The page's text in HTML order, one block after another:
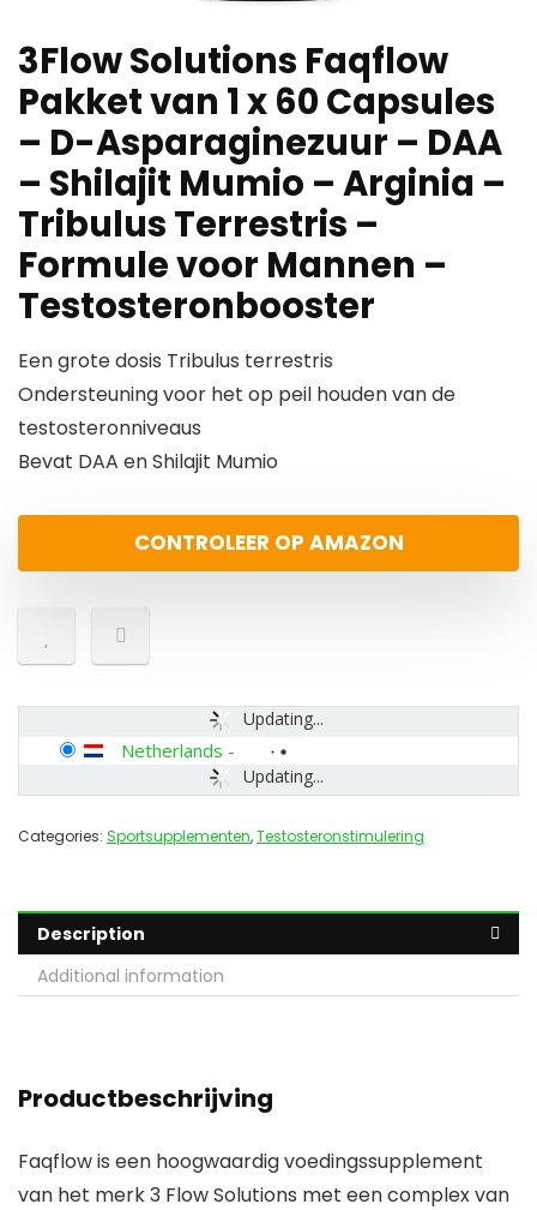
3Flow Solutions Faqflow
Pakket van 1 x 60 Capsules
– D-Asparaginezuur – DAA
– Shilajit Mumio – Arginia –
Tribulus Terrestris –
Formule voor Mannen –
Testosteronbooster
Een grote dosis Tribulus terrestris
Ondersteuning voor het op peil houden van de
testosteronniveaus
Bevat DAA en Shilajit Mumio
CONTROLEER OP AMAZON
Updating...
Updating...
Netherlands -
Categories: Sportsupplementen,Testosteronstimulering
Description
Additional information
Productbeschrijving
Faqflow is een hoogwaardig voedingssupplement
van het merk 3 Flow Solutions met een complex van